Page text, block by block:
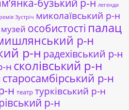
легенди
Зустріч миколаївський р-н
музей особистості палац
р-н
р-н радехівський р-н
н сколівський р-н
старосамбірський р-н
н театр турківський р-н
р-н